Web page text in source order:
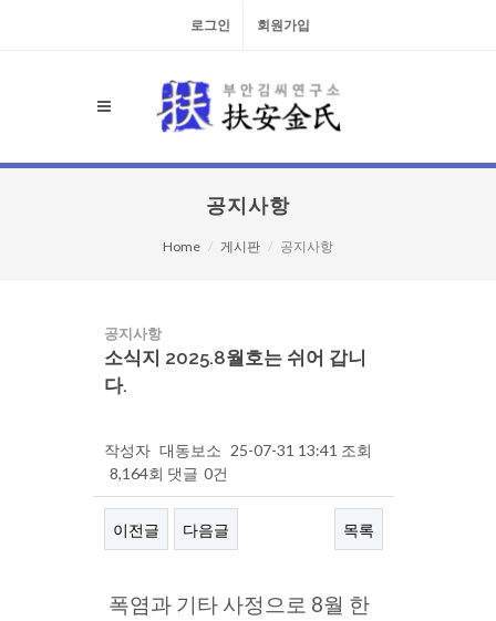
로그인 회원가입
공지사항
Home 게시판 공지사항
공지사항
소식지 2025.8월호는 쉬어 갑니
다.
작성자 대동보소 25-07-31 13:41 조회
8,164회 댓글 0건
이전글 다음글 목록
본문
폭염과 기타 사정으로 8월 한